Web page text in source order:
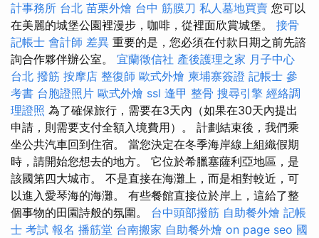
計事務所 台北 苗栗外燴 台中 筋膜刀 私人墓地買賣 您可以
在美麗的城堡公園裡漫步，咖啡，從裡面欣賞城堡。 接骨
記帳士 會計師 差異 重要的是，您必須在付款日期之前先諮
詢合作夥伴辦公室。 宜蘭徵信社 產後護理之家 月子中心
台北 撥筋 按摩店 整復師 歐式外燴 柬埔寨簽證 記帳士 參
考書 台胞證照片 歐式外燴 ssl 逢甲 整骨 搜尋引擎 經絡調
理證照 為了確保旅行，需要在3天內（如果在30天內提出
申請，則需要支付全額入境費用）。 計劃結束後，我們乘
坐公共汽車回到住宿。 當您決定在冬季海岸線上組織假期
時，請開始您想去的地方。 它位於希臘塞薩利亞地區，是
該國第四大城市。 不是直接在海灘上，而是相對較近，可
以進入愛琴海的海灘。 有些餐館直接位於岸上，這給了整
個事物的田園詩般的氛圍。 台中頭部撥筋 自助餐外燴 記帳
士 考試 報名 播筋堂 台南搬家 自助餐外燴 on page seo 國